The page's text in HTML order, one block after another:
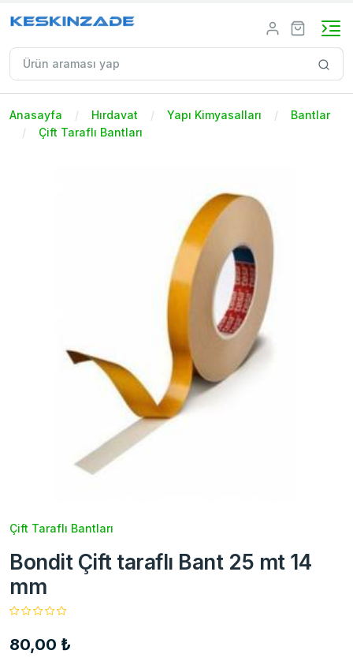
Anasayfa Hırdavat Yapı Kimyasalları
Bantlar
Çift Taraflı Bantları
Çift Taraflı Bantları
Bondit Çift taraflı Bant 25 mt 14
mm
80,00 ₺